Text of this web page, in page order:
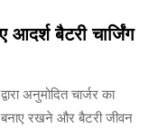
बैटरी चार्जिंग
अनुमोदित चार्जर का
बनाए रखने और बैटरी जीवन